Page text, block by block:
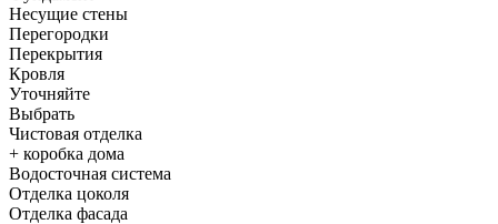
Несущие стены
Перегородки
Перекрытия
Кровля
Уточняйте
Выбрать
Чистовая отделка
+ коробка дома
Водосточная система
Отделка цоколя
Отделка фасада